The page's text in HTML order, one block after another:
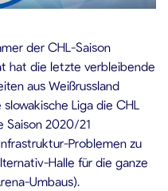
der CHL-Saison
hat die letzte verbleibende
aus Weißrussland
Liga die CHL
Saison 2020/21
Problemen zu
Halle für die ganze
Umbaus).